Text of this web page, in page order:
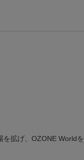
を拡げ、OZONE Worldを